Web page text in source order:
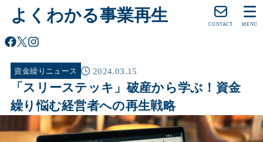
よくわかる事業再生 CONTACT MENU
資金繰りニュース 2024.03.15
「スリーステッキ」破産から学ぶ！資金
繰り悩む経営者への再生戦略